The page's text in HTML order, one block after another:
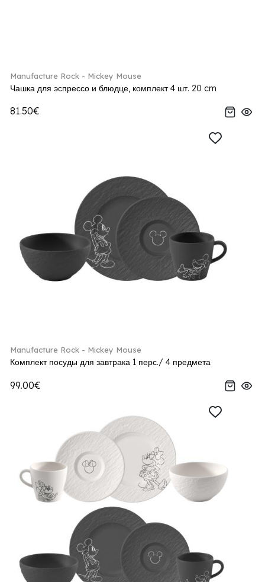
Manufacture Rock - Mickey Mouse
Чашка для эспрессо и блюдце, комплект 4 шт. 20 cm
81.50€
Manufacture Rock - Mickey Mouse
Комплект посуды для завтрака 1 перс./ 4 предмета
99.00€